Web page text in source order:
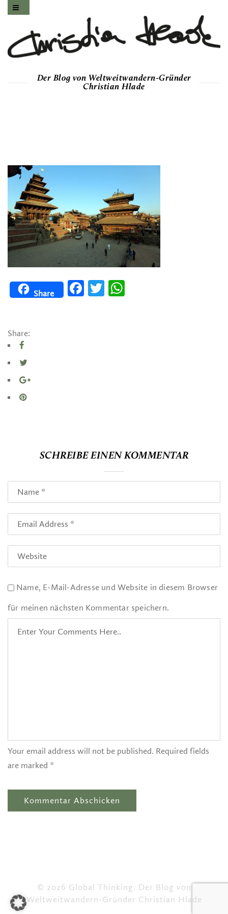
Der Blog von Weltweitwandern-Gründer
Christian Hlade
Share
FacebookTwitter
Share:
SCHREIBE EINEN KOMMENTAR
Name, E-Mail-Adresse und Website in diesem Browser
für meinen nächsten Kommentar speichern.
Your email address will not be published. Required fields
are marked *
© 2026 Global Thinking. Der Blog von
Weltweitwandern-Gründer Christian Hlade